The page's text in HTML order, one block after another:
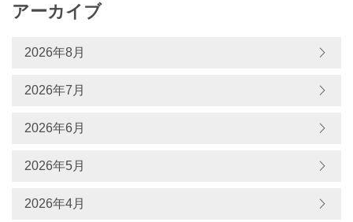
アーカイブ
2026年8月
2026年7月
2026年6月
2026年5月
2026年4月